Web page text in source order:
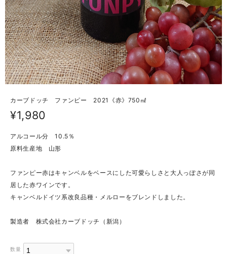
カーブドッチ ファンピー 2021《赤》750㎖
¥1,980
アルコール分 10.5％
原料生産地 山形
ファンピー赤はキャンベルをベースにした可愛らしさと大人っぽさが同
居した赤ワインです。
キャンベルドイツ系改良品種・メルローをブレンドしました。
製造者 株式会社カーブドッチ（新潟）
数量